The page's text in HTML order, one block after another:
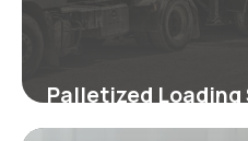
Palletized Loading
Technique